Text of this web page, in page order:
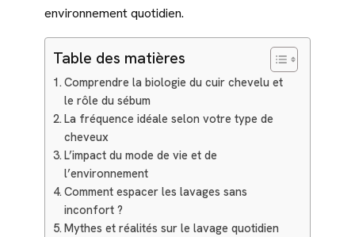
environnement quotidien.
Table des matières
Comprendre la biologie du cuir chevelu et
le rôle du sébum
La fréquence idéale selon votre type de
cheveux
L’impact du mode de vie et de
l’environnement
Comment espacer les lavages sans
inconfort ?
Mythes et réalités sur le lavage quotidien